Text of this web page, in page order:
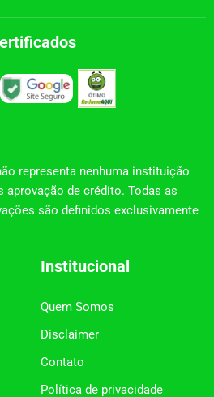
representa nenhuma instituição
aprovação de crédito. Todas as
são definidos exclusivamente
Institucional
Quem Somos
Disclaimer
Contato
Política de privacidade